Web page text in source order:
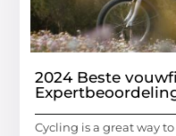
2024 Beste
Cycling is a great way